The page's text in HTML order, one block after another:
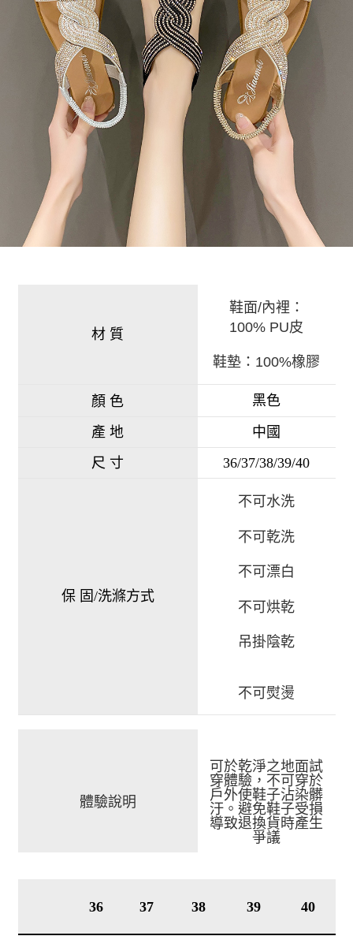
材 質
鞋面/內裡：
100% PU皮
鞋墊： 100%橡膠
顏 色
黑色
產 地
中國
尺 寸
36/37/38/39/40
保 固/洗滌方式
不可水洗
不可乾洗
不可漂白
不可烘乾
吊掛陰乾
不可熨燙
體驗說明
可於乾淨之地面試
穿體驗，不可穿於
戶外使鞋子沾染髒
汙。避免鞋子受損
導致退換貨時產生
爭議
36 37 38 39 40